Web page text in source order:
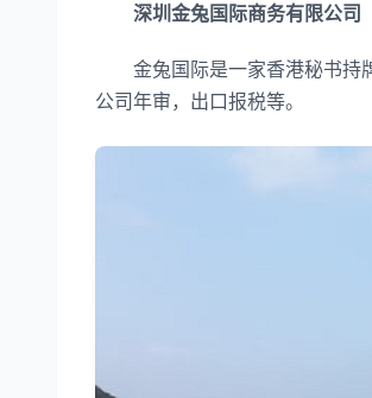
深圳金兔国际商务有限公司
金兔国际是一家香港秘书持牌
公司年审，出口报税等。